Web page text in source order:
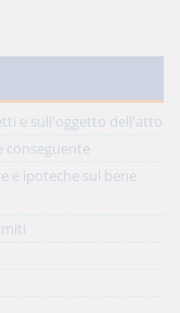
e sull'oggetto dell'atto
conseguente
e ipoteche sul bene